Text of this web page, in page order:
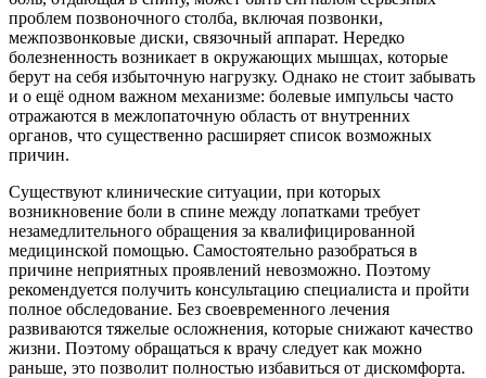
проблем позвоночного столба, включая позвонки,
межпозвонковые диски, связочный аппарат. Нередко
болезненность возникает в окружающих мышцах, которые
берут на себя избыточную нагрузку. Однако не стоит забывать
и о ещё одном важном механизме: болевые импульсы часто
отражаются в межлопаточную область от внутренних
органов, что существенно расширяет список возможных
причин.
Существуют клинические ситуации, при которых
возникновение боли в спине между лопатками требует
незамедлительного обращения за квалифицированной
медицинской помощью. Самостоятельно разобраться в
причине неприятных проявлений невозможно. Поэтому
рекомендуется получить консультацию специалиста и пройти
полное обследование. Без своевременного лечения
развиваются тяжелые осложнения, которые снижают качество
жизни. Поэтому обращаться к врачу следует как можно
раньше, это позволит полностью избавиться от дискомфорта.